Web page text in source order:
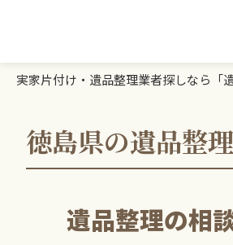
遺品整理の相談所
業者を探す
初めての方へ
実家片付け・遺品整理業者探しなら「
徳島県の遺品整
遺品整理の相